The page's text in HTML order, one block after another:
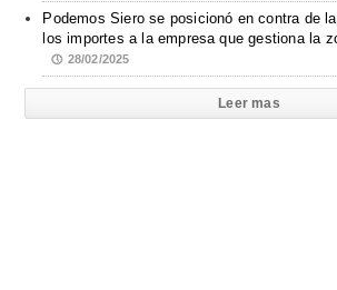
Podemos Siero se posicionó en contra de
los importes a la empresa que gestiona la
28/02/2025
Leer mas